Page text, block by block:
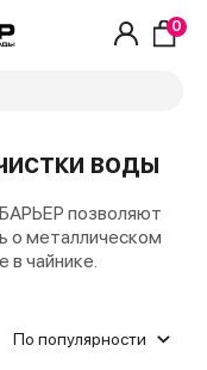
0
воды
позволяют
о металлическом
чайнике.
По популярности